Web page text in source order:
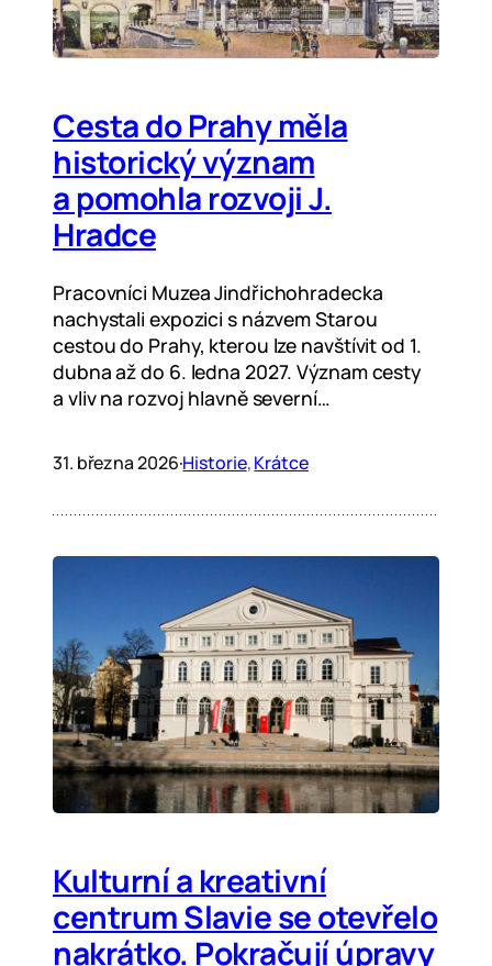
Cesta do Prahy měla
historický význam
a pomohla rozvoji J.
Hradce
Pracovníci Muzea Jindřichohradecka
nachystali expozici s názvem Starou
cestou do Prahy, kterou lze navštívit od 1.
dubna až do 6. ledna 2027. Význam cesty
a vliv na rozvoj hlavně severní…
31. března 2026·Historie, Krátce
Kulturní a kreativní
centrum Slavie se otevřelo
nakrátko. Pokračují úpravy